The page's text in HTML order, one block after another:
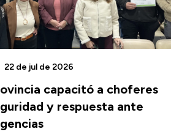
capacitó a choferes
y respuesta ante
22 de jul de 2026